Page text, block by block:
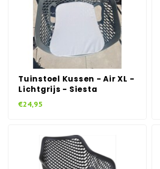
Tuinstoel Kussen - Air XL -
Lichtgrijs - Siesta
€24,95